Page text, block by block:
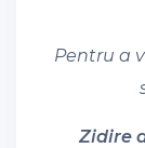
Pentru a
Zidire